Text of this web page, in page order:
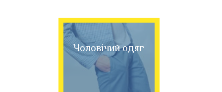
Чоловічий одяг